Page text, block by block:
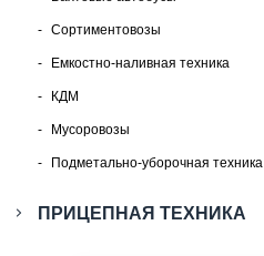
Сортиментовозы
Емкостно-наливная техника
КДМ
Мусоровозы
Подметально-уборочная техника
ПРИЦЕПНАЯ ТЕХНИКА